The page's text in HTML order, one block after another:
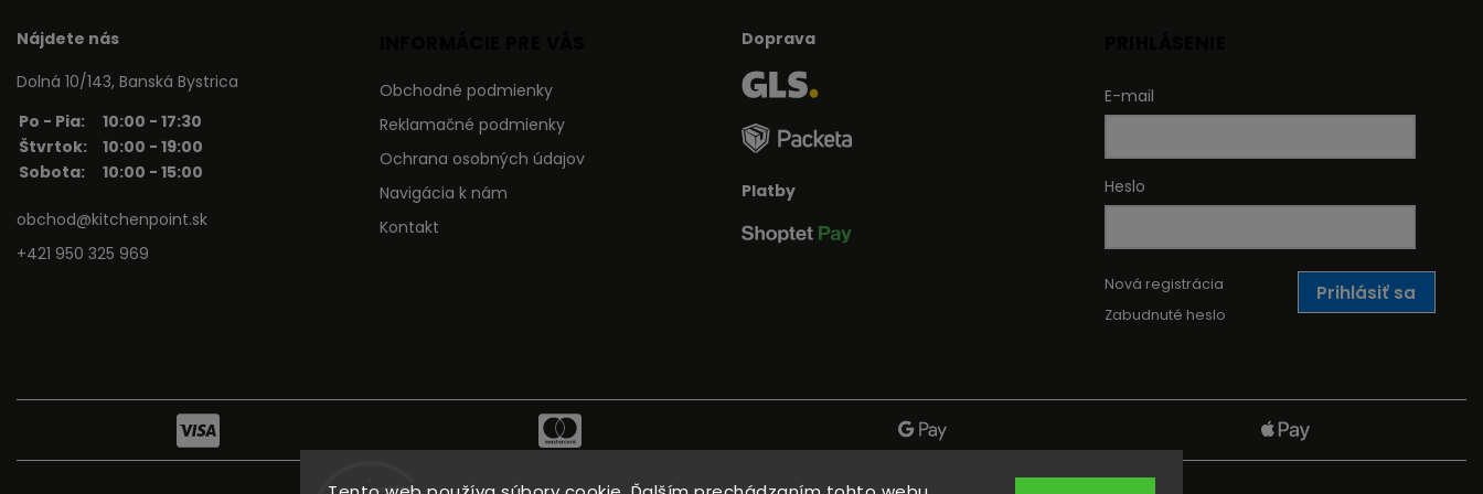
Nájdete nás
Dolná 10/143, Banská Bystrica
Po - Pia:
10:00 - 17:30
Štvrtok:
10:00 - 19:00
Sobota:
10:00 - 15:00
obchod@kitchenpoint.sk
+421 950 325 969
Obchodné podmienky
Reklamačné podmienky
Ochrana osobných údajov
Navigácia k nám
Kontakt
Doprava
Platby
E-mail
Heslo
Prihlásiť sa
Nová registrácia
Zabudnuté heslo